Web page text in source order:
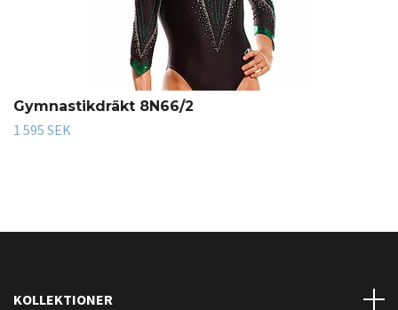
Gymnastikdräkt 8N66/2
1 595 SEK
KOLLEKTIONER